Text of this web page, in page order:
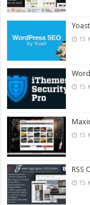
15
15
15
RSS
15